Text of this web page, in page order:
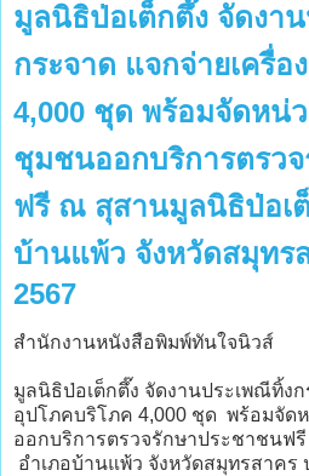
มูลนิธิป่อเต็กตึ๊ง จัดงา
กระจาด แจกจ่ายเครื่
4,000 ชุด พร้อมจัดหน่
ชุมชนออกบริการตรว
ฟรี ณ สุสานมูลนิธิป่อเ
บ้านแพ้ว จังหวัดสมุทร
2567
สำนักงานหนังสือพิมพ์ทันใจนิวส์
มูลนิธิป่อเต็กตึ๊ง จัดงานประเพณีทิ้งก
อุปโภคบริโภค 4,000 ชุด พร้อมจัด
ออกบริการตรวจรักษาประชาชนฟ
อำเภอบ้านแพ้ว จังหวัดสมุทรสาคร